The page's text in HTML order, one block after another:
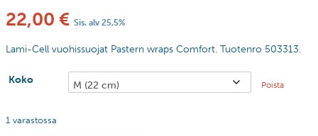
22,00 € Sis. alv 25,5%
Lami-Cell vuohissuojat Pastern wraps Comfort. Tuotenro 503313.
Koko Poista
1 varastossa